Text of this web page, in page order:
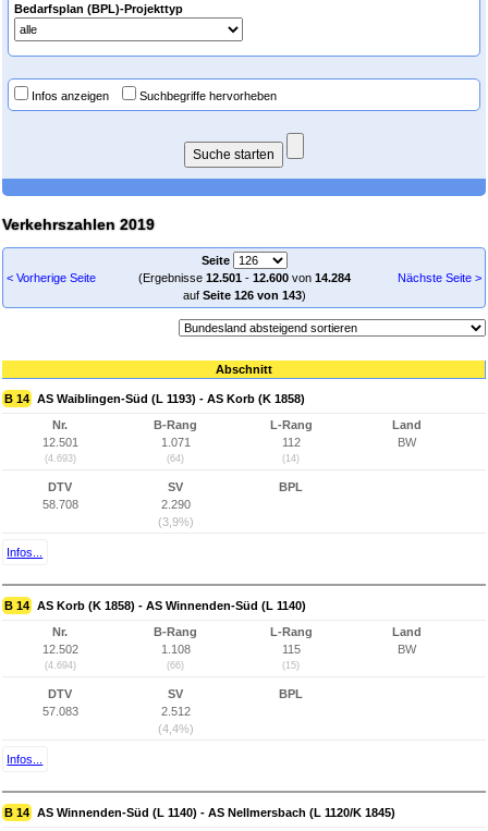
Bedarfsplan (BPL)-Projekttyp
Infos anzeigen Suchbegriffe hervorheben
Verkehrszahlen 2019
< Vorherige Seite
Seite
(Ergebnisse 12.501- 12.600von 14.284
auf Seite 126 von 143)
Nächste Seite >
Abschnitt
B 14 AS Waiblingen-Süd (L 1193) - AS Korb (K 1858)
Nr.
12.501
(4.693)
B-Rang
1.071
(64)
L-Rang
112
(14)
Land
BW
DTV
58.708
SV
2.290
(3,9%)
BPL
Infos...
B 14 AS Korb (K 1858) - AS Winnenden-Süd (L 1140)
Nr.
12.502
(4.694)
B-Rang
1.108
(66)
L-Rang
115
(15)
Land
BW
DTV
57.083
SV
2.512
(4,4%)
BPL
Infos...
B 14 AS Winnenden-Süd (L 1140) - AS Nellmersbach (L 1120/K 1845)